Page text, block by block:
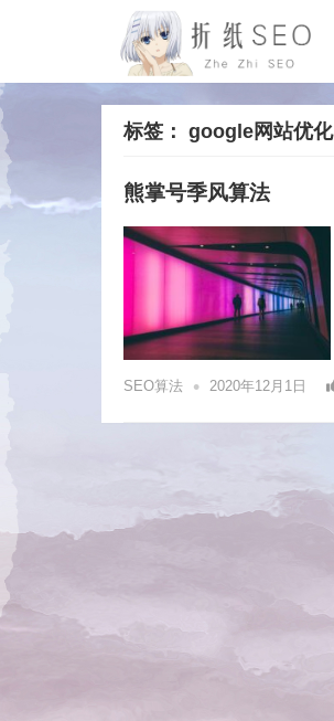
标签： google网站优化
熊掌号季风算法
SEO算法 • 2020年12月1日